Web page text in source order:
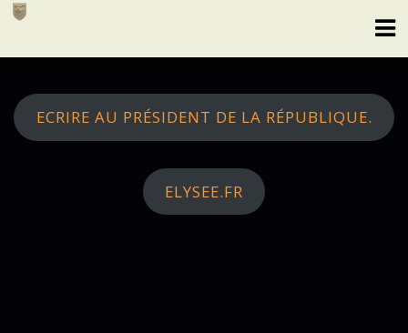
Skip
ECRIRE AU PRÉSIDENT DE LA RÉPUBLIQUE.
ELYSEE.FR